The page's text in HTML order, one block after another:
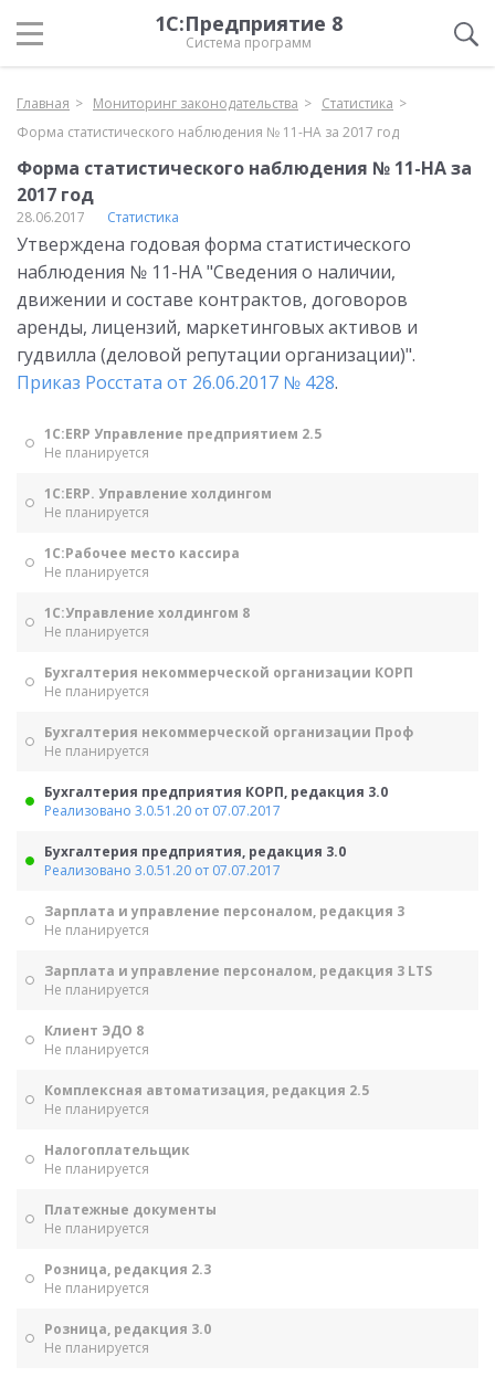
1С:Предприятие 8
Система программ
Главная Мониторинг законодательства
Статистика
Форма статистического наблюдения № 11-НА за 2017 год
Форма статистического наблюдения № 11-НА за
2017 год
28.06.2017 Статистика
Утверждена годовая форма статистического
наблюдения № 11-НА "Сведения о наличии,
движении и составе контрактов, договоров
аренды, лицензий, маркетинговых активов и
гудвилла (деловой репутации организации)".
Приказ Росстата от 26.06.2017 № 428.
1С:ERP Управление предприятием 2.5
Не планируется
1С:ERP. Управление холдингом
Не планируется
1С:Рабочее место кассира
Не планируется
1С:Управление холдингом 8
Не планируется
Бухгалтерия некоммерческой организации КОРП
Не планируется
Бухгалтерия некоммерческой организации Проф
Не планируется
Бухгалтерия предприятия КОРП, редакция 3.0
Реализовано 3.0.51.20 от 07.07.2017
Бухгалтерия предприятия, редакция 3.0
Реализовано 3.0.51.20 от 07.07.2017
Зарплата и управление персоналом, редакция 3
Не планируется
Зарплата и управление персоналом, редакция 3 LTS
Не планируется
Клиент ЭДО 8
Не планируется
Комплексная автоматизация, редакция 2.5
Не планируется
Налогоплательщик
Не планируется
Платежные документы
Не планируется
Розница, редакция 2.3
Не планируется
Розница, редакция 3.0
Не планируется